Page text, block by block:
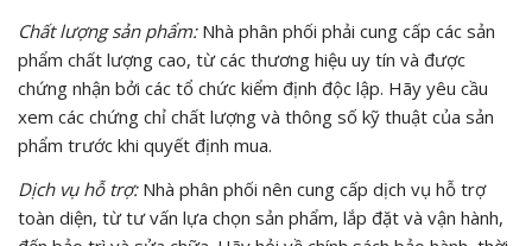
Chất lượng sản phẩm:Nhà phân phối phải cung cấp các sản
phẩm chất lượng cao, từ các thương hiệu uy tín và được
chứng nhận bởi các tổ chức kiểm định độc lập. Hãy yêu cầu
xem các chứng chỉ chất lượng và thông số kỹ thuật của sản
phẩm trước khi quyết định mua.
Dịch vụ hỗ trợ:Nhà phân phối nên cung cấp dịch vụ hỗ trợ
toàn diện, từ tư vấn lựa chọn sản phẩm, lắp đặt và vận hành,